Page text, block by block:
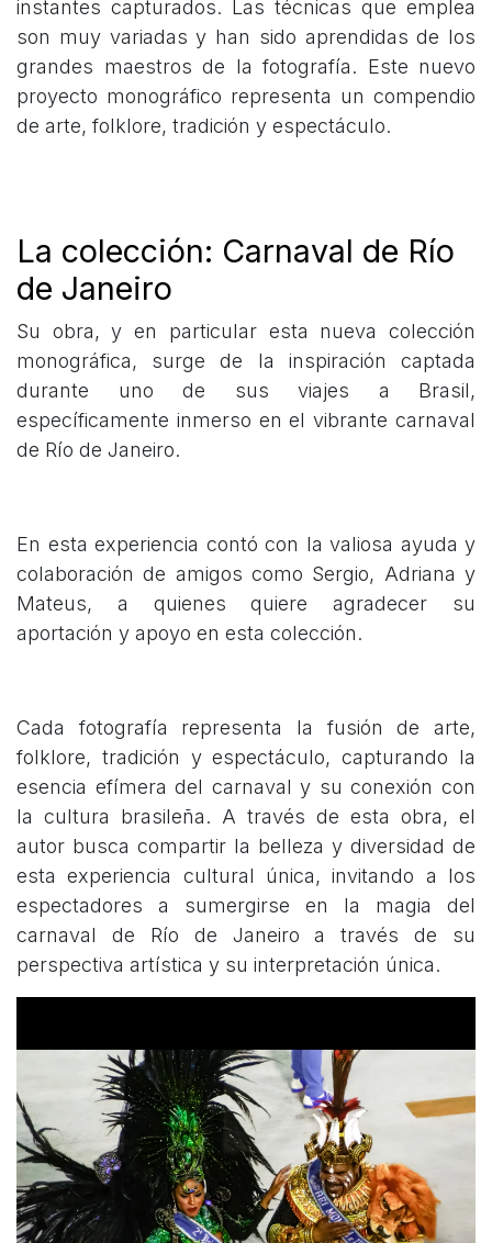
instantes capturados. Las técnicas que emplea
son muy variadas y han sido aprendidas de los
grandes maestros de la fotografía. Este nuevo
proyecto monográfico representa un compendio
de arte, folklore, tradición y espectáculo.
La colección: Carnaval de Río
de Janeiro
Su obra, y en particular esta nueva colección
monográfica, surge de la inspiración captada
durante uno de sus viajes a Brasil,
específicamente inmerso en el vibrante carnaval
de Río de Janeiro.
En esta experiencia contó con la valiosa ayuda y
colaboración de amigos como Sergio, Adriana y
Mateus, a quienes quiere agradecer su
aportación y apoyo en esta colección.
Cada fotografía representa la fusión de arte,
folklore, tradición y espectáculo, capturando la
esencia efímera del carnaval y su conexión con
la cultura brasileña. A través de esta obra, el
autor busca compartir la belleza y diversidad de
esta experiencia cultural única, invitando a los
espectadores a sumergirse en la magia del
carnaval de Río de Janeiro a través de su
perspectiva artística y su interpretación única.